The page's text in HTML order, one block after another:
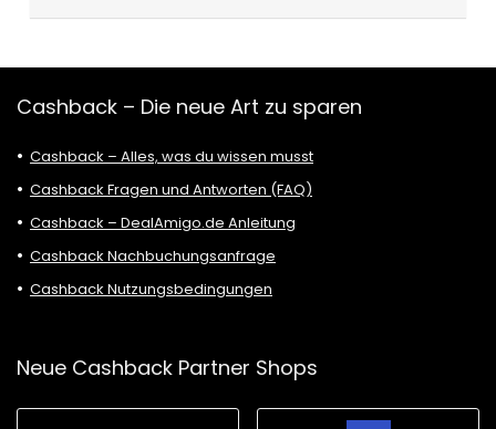
Cashback – Die neue Art zu sparen
Cashback – Alles, was du wissen musst
Cashback Fragen und Antworten (FAQ)
Cashback – DealAmigo.de Anleitung
Cashback Nachbuchungsanfrage
Cashback Nutzungsbedingungen
Neue Cashback Partner Shops